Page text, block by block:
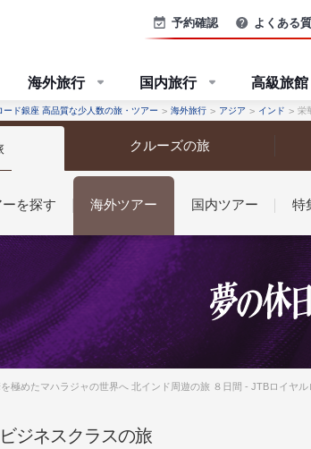
予約確認 よくある
海外旅行 国内旅行 高級旅
ード銀座 高品質な少人数の旅・ツアー 海外旅行 アジア インド 栄
クルーズの旅
ーを探す 海外ツアー 国内ツアー 特
人企業・自治体のみなさまへ
条件から探す
条件から探す
極めたマハラジャの世界へ 北インド周遊の旅 ８日間 - JTBロイヤ
ビジネスクラスの旅